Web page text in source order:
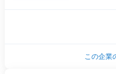
この企業